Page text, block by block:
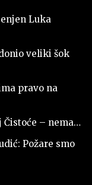
Luka
veliki šok
pravo na
Čistoće – nema…
Požare smo